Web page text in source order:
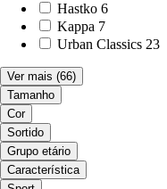
Hastko 6
Kappa 7
Urban Classics 23
Ver mais (66)
Tamanho
Cor
Sortido
Grupo etário
Característica